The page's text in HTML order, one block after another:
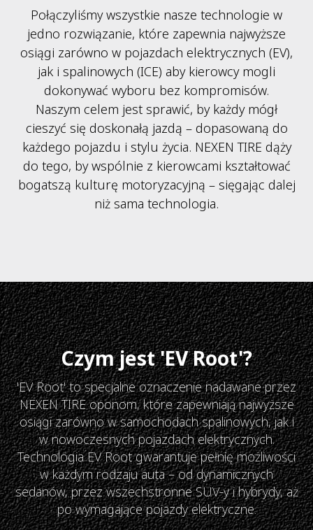
Połączyliśmy wszystkie nasze technologie w
jedno rozwiązanie, które zapewnia najwyższe
osiągi zarówno w pojazdach elektrycznych (EV),
jak i spalinowych (ICE) aby kierowcy mogli
dokonywać wyboru bez kompromisów.
Naszym celem jest sprawić, by każdy mógł
cieszyć się doskonałą jazdą – dopasowaną do
każdego pojazdu i stylu życia. NEXEN TIRE dąży
do tego, by wspólnie z kierowcami kształtować
bogatszą kulturę motoryzacyjną – sięgając dalej
niż sama technologia.
Czym jest 'EV Root'?
'EV Root' to specjalne oznaczenie nadawane przez
NEXEN TIRE oponom, które zapewniają najwyższe
osiągizarówno w samochodach spalinowych, jak i
w nowoczesnych pojazdach elektrycznych.
Technologia EV Root gwarantuje pełnię możliwości
w każdym rodzaju auta – od dynamicznych
sedanów, przez wszechstronne SUV-y i hybrydy, aż
po wymagające pojazdy elektryczne.